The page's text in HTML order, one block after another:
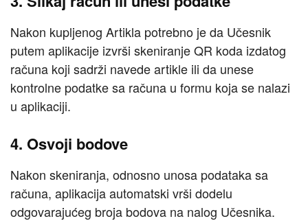
Nakon kupljenog Artikla potrebno je da Učesnik
putem aplikacije izvrši skeniranje QR koda izdatog
računa koji sadrži navede artikle ili da unese
kontrolne podatke sa računa u formu koja se nalazi
u aplikaciji.
4. Osvoji bodove
Nakon skeniranja, odnosno unosa podataka sa
računa, aplikacija automatski vrši dodelu
odgovarajućeg broja bodova na nalog Učesnika.